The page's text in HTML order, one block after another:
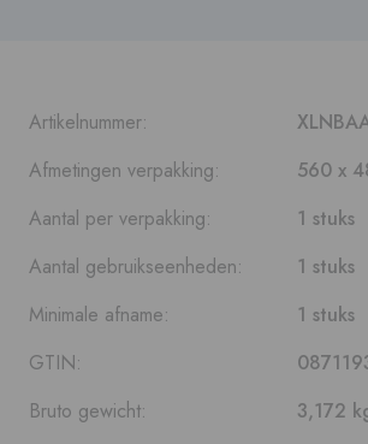
Artikelnummer:
Afmetingen verpakking:
560 x
Aantal per verpakking:
1 stuks
Aantal gebruikseenheden:
1 stuks
Minimale afname:
1 stuks
GTIN:
Bruto gewicht:
3,172